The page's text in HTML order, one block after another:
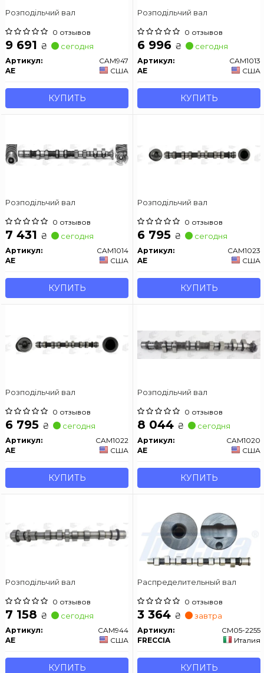
Розподільчий вал
0 отзывов
9 691 ₴ сегодня
Артикул:
CAM947
AE
США
КУПИТЬ
Розподільчий вал
0 отзывов
6 996 ₴ сегодня
Артикул:
CAM1013
AE
США
КУПИТЬ
Розподільчий вал
0 отзывов
7 431 ₴ сегодня
Артикул:
CAM1014
AE
США
КУПИТЬ
Розподільчий вал
0 отзывов
6 795 ₴ сегодня
Артикул:
CAM1023
AE
США
КУПИТЬ
Розподільчий вал
0 отзывов
6 795 ₴ сегодня
Артикул:
CAM1022
AE
США
КУПИТЬ
Розподільчий вал
0 отзывов
8 044 ₴ сегодня
Артикул:
CAM1020
AE
США
КУПИТЬ
Розподільчий вал
0 отзывов
7 158 ₴ сегодня
Артикул:
CAM944
AE
США
КУПИТЬ
Распределительный вал
0 отзывов
3 364 ₴ завтра
Артикул:
CM05-2255
FRECCIA
Италия
КУПИТЬ